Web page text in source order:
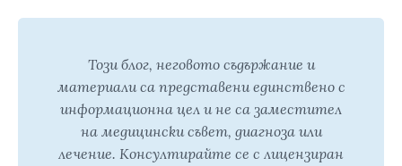
Този блог, неговото съдържание и
материали са представени единствено с
информационна цел и не са заместител
на медицински съвет, диагноза или
лечение. Консултирайте се с лицензиран